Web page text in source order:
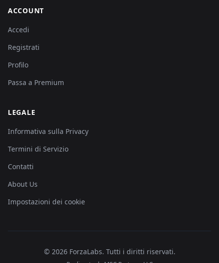
ACCOUNT
Accedi
Registrati
Profilo
Passa a Premium
LEGALE
Informativa sulla Privacy
Termini di Servizio
Contatti
About Us
Impostazioni dei cookie
© 2026 ForzaLabs. Tutti i diritti riservati.